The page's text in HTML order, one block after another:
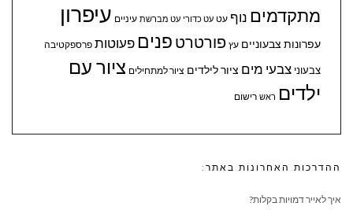
מתקדמים נוף עט עט כדורי עט מברשת עיניים עיפרון
עפרונות צבעוניים עץ פורטרט פנים פעוטות פרספקטיבה
צבעוני צבעי מים ציור לילדים ציור למתחילים ציור עם
ילדים ראש רישום
ההדרכות האחרונות באתר:
איך לאייר דמויות בקלות?